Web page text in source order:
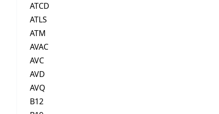
ATCD
ATLS
ATM
AVAC
AVC
AVD
AVQ
B12